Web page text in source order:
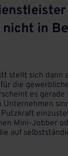
in
stellt sich dann
die
es gerade
Mini-Jobber
auf